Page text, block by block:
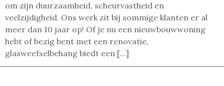
om zijn duurzaamheid, scheurvastheid en
veelzijdigheid. Ons werk zit bij sommige klanten er al
meer dan 10 jaar op! Of je nu een nieuwbouwwoning
hebt of bezig bent met een renovatie,
glasweefselbehang biedt een […]